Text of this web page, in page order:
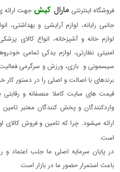
فروشگاه اینترنتی مارال کیش جهت ارائه
جانبی رایانه، لوازم آرایشی و بهداشتی،
لوازم خانه و آشپزخانه، انواع کالای
امنیتی نظارتی، لوازم یدکی تمامی
سیسمونی و بازی، ورزش و سرگرمی
برندهای با اصالت و اصلی را در دستور کار
قیمت های سایت کاملا منصفانه و رقابتی
واردکنندگان و پخش کنندگان معتبر
ارائه میشود. چرا که تامین و فروش کالای
است.
در پایان سرمایه اصلی ما جلب
باعث استمرار حضور ما در بازار است